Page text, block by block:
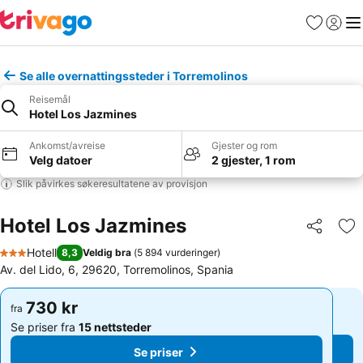
Favoritter
Logg
Se alle overnattingssteder i Torremolinos
Reisemål
Hotel Los Jazmines
Ankomst/avreise
Velg datoer
Gjester og rom
2 gjester, 1 rom
Slik påvirkes søkeresultatene av provisjon
Hotel Los Jazmines Del
3 Stjerner
Hotell 8,3 Veldig bra (5 894 vurderinger)
Av. del Lido, 6, 29620, Torremolinos, Spania
fra 730 kr
Se priser fra 15 nettsteder
Se priser
fra 730 kr
Se priser fra 15 nettsteder
Se priser